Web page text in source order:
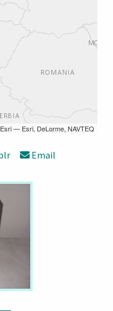
— Esri, DeLorme, NAVTEQ
Email